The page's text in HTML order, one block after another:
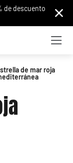
de descuento
de mar roja